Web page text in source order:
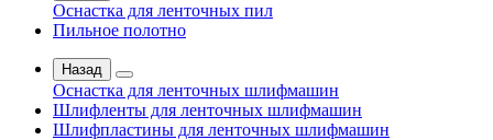
Оснастка для ленточных пил
Пильное полотно
Назад
Оснастка для ленточных шлифмашин
Шлифленты для ленточных шлифмашин
Шлифпластины для ленточных шлифмашин